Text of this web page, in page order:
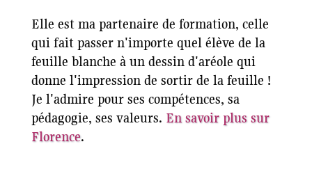
Elle est ma partenaire de formation, celle
qui fait passer n'importe quel élève de la
feuille blanche à un dessin d'aréole qui
donne l'impression de sortir de la feuille !
Je l'admire pour ses compétences, sa
pédagogie, ses valeurs. En savoir plus sur
Florence.